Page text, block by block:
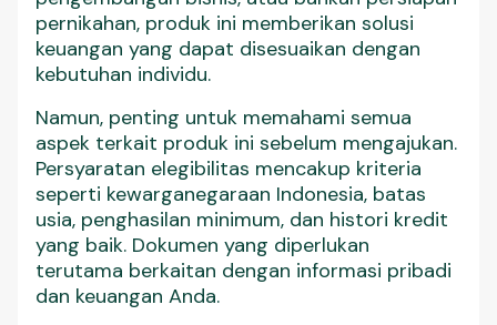
pernikahan, produk ini memberikan solusi
keuangan yang dapat disesuaikan dengan
kebutuhan individu.
Namun, penting untuk memahami semua
aspek terkait produk ini sebelum mengajukan.
Persyaratan elegibilitas mencakup kriteria
seperti kewarganegaraan Indonesia, batas
usia, penghasilan minimum, dan histori kredit
yang baik. Dokumen yang diperlukan
terutama berkaitan dengan informasi pribadi
dan keuangan Anda.